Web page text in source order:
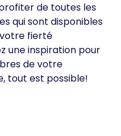
de toutes les
qui sont disponibles
fierté
une inspiration pour
de votre
tout est possible!